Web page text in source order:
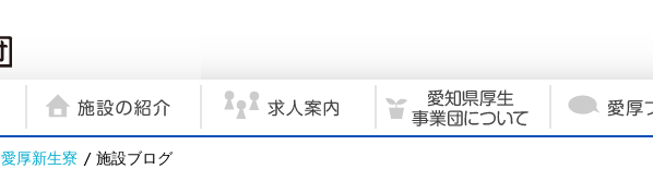
愛厚新生寮 施設ブログ